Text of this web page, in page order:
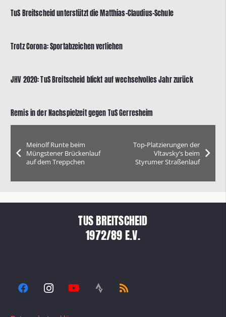
TuS Breitscheid unterstützt die Matthias-Claudius-Schule
Trotz Corona: Sportabzeichen verliehen
JHV 2020: TuS Breitscheid blickt auf wechselvolles Jahr zurück
Remis in der Nachspielzeit gegen TuS Gerresheim
Meinolf Runte beim
Müngstener Brückenlauf
auf dem Treppchen
Top-Platzierungen der
Vltavsky’s beim
Styrumer Straßenlauf
TUS BREITSCHEID
1972/89 E.V.